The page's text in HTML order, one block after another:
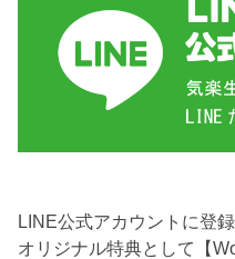
LINE公式アカウントに登
オリジナル特典として【